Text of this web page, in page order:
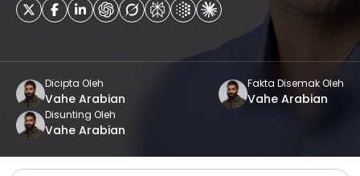
Dicipta Oleh
Vahe Arabian
Fakta Disemak Oleh
Vahe Arabian
Disunting Oleh
Vahe Arabian